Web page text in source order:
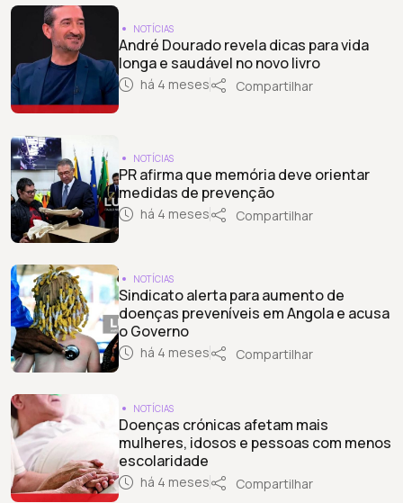
NOTÍCIAS
André Dourado revela dicas para vida
longa e saudável no novo livro
há 4 meses Compartilhar
NOTÍCIAS
PR afirma que memória deve orientar
medidas de prevenção
há 4 meses Compartilhar
NOTÍCIAS
Sindicato alerta para aumento de
doenças preveníveis em Angola e acusa
o Governo
há 4 meses Compartilhar
NOTÍCIAS
Doenças crónicas afetam mais
mulheres, idosos e pessoas com menos
escolaridade
há 4 meses Compartilhar